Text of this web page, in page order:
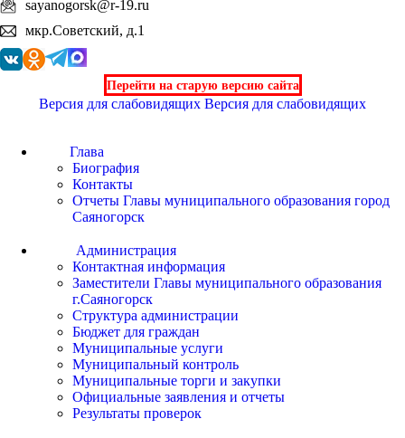
sayanogorsk@r-19.ru
мкр.Советский, д.1
Перейти на старую версию сайта
Версия для слабовидящих Версия для слабовидящих
Глава
Биография
Контакты
Отчеты Главы муниципального образования город
Саяногорск
Администрация
Контактная информация
Заместители Главы муниципального образования
г.Саяногорск
Структура администрации
Бюджет для граждан
Муниципальные услуги
Муниципальный контроль
Муниципальные торги и закупки
Официальные заявления и отчеты
Результаты проверок